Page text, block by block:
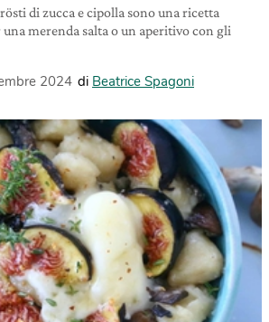
di zucca e cipolla sono una ricetta
merenda salta o un aperitivo con gli
2024 di Beatrice Spagoni